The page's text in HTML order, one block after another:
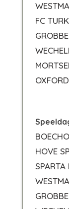
FC
HOVE
SPARTA